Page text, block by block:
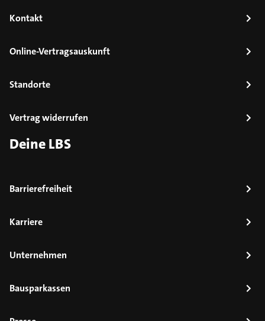
Kontakt
Online-Vertragsauskunft
Standorte
Vertrag widerrufen
Deine LBS
Barrierefreiheit
Karriere
Unternehmen
Bausparkassen